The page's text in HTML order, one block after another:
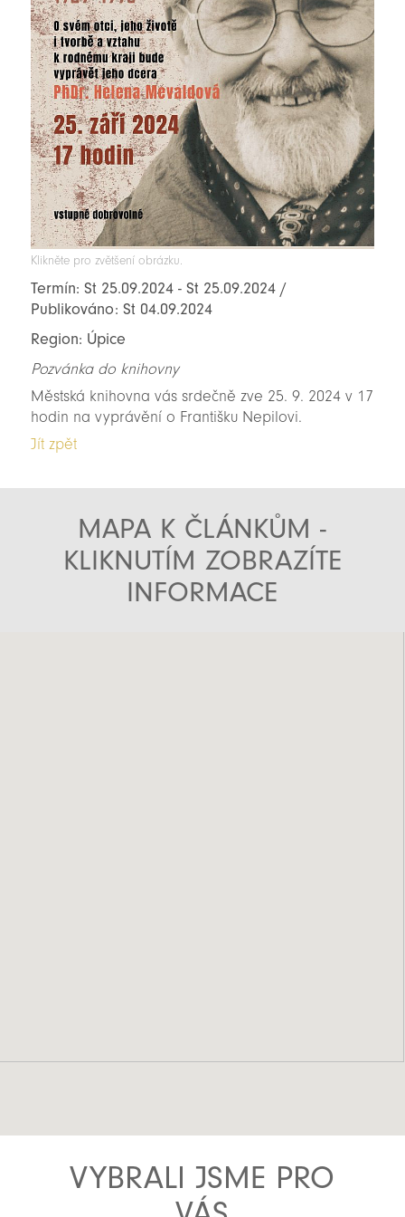
Klikněte pro zvětšení obrázku.
Termín: St 25.09.2024 - St 25.09.2024 /
Publikováno: St 04.09.2024
Region: Úpice
Pozvánka do knihovny
Městská knihovna vás srdečně zve 25. 9. 2024 v 17
hodin na vyprávění o Františku Nepilovi.
Jít zpět
MAPA K ČLÁNKŮM -
KLIKNUTÍM ZOBRAZÍTE
INFORMACE
VYBRALI JSME PRO